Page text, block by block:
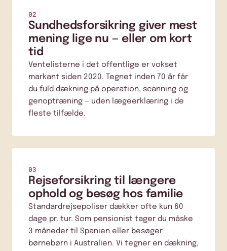
02
Sundhedsforsikring giver mest
mening lige nu — eller om kort
tid
Ventelisterne i det offentlige er vokset
markant siden 2020. Tegnet inden 70 år får
du fuld dækning på operation, scanning og
genoptræning — uden lægeerklæring i de
fleste tilfælde.
03
Rejseforsikring til længere
ophold og besøg hos familie
Standardrejsepoliser dækker ofte kun 60
dage pr. tur. Som pensionist tager du måske
3 måneder til Spanien eller besøger
børnebørn i Australien. Vi tegner en dækning,